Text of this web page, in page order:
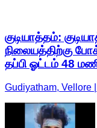
குடியாத்தம்:
நிலையத்திற்கு
தப்பி ஓட்டம் 48
Gudiyatham, Vellore